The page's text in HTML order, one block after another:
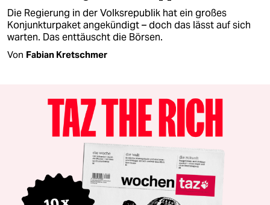
Die Regierung in der Volksrepublik hat ein großes
Konjunkturpaket angekündigt – doch das lässt auf sich
warten. Das enttäuscht die Börsen.
Von Fabian Kretschmer